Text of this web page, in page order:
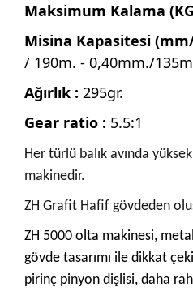
Maksimum Kalama
Misina Kapasitesi
/ 190m. - 0,40mm./
Ağırlık : 295gr.
Gear ratio : 5.5:1
Her türlü balık avında
makinedir.
ZH Grafit Hafif gövdeden
ZH 5000 olta makinesi,
gövde tasarımı ile dikkat
pirinç pinyon dişlisi, daha